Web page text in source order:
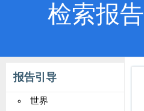
检索报告
报告引导
世界